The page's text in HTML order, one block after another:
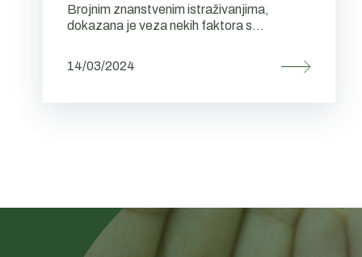
Brojnim znanstvenim istraživanjima,
dokazana je veza nekih faktora s...
14/03/2024